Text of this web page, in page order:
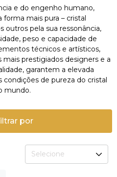
e do engenho humano,
forma mais pura – cristal
outros pela sua ressonância,
peso e capacidade de
técnicos e artísticos,
mais prestigiados designers e a
garantem a elevada
condições de pureza do cristal
mundo.
por
Selecione